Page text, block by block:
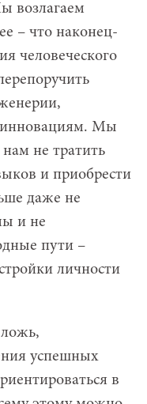
возлагаем
– что наконец-
человеческого
инновациям. Мы
не тратить
и приобрести
даже не
и не
пути –
личности
успешных
в